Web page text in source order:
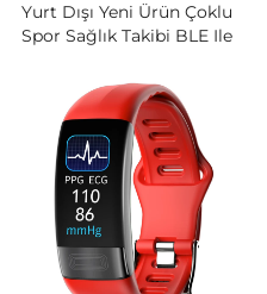
Yurt Dışı Yeni Ürün Çoklu
Spor Sağlık Takibi BLE Ile
Plastik Akıllı Saat